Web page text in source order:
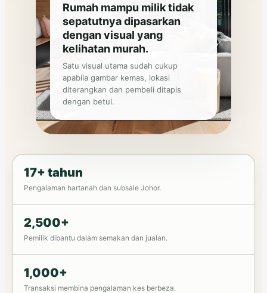
Rumah mampu milik tidak
sepatutnya dipasarkan
dengan visual yang
kelihatan murah.
Satu visual utama sudah cukup
apabila gambar kemas, lokasi
diterangkan dan pembeli ditapis
dengan betul.
17+ tahun
Pengalaman hartanah dan subsale Johor.
2,500+
Pemilik dibantu dalam semakan dan jualan.
1,000+
Transaksi membina pengalaman kes berbeza.